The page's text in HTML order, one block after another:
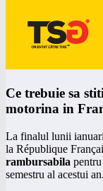
Ce trebuie sa
motorina in
La finalul lunii
la République
rambursabila
semestru al acestui an.